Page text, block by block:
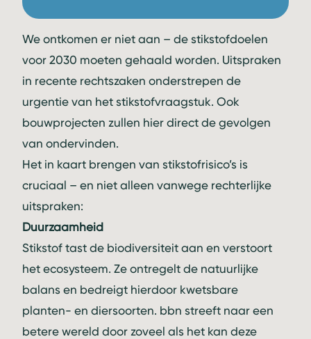
We ontkomen er niet aan – de stikstofdoelen
voor 2030 moeten gehaald worden. Uitspraken
in recente rechtszaken onderstrepen de
urgentie van het stikstofvraagstuk. Ook
bouwprojecten zullen hier direct de gevolgen
van ondervinden.
Het in kaart brengen van stikstofrisico’s is
cruciaal – en niet alleen vanwege rechterlijke
uitspraken:
Duurzaamheid
Stikstof tast de biodiversiteit aan en verstoort
het ecosysteem. Ze ontregelt de natuurlijke
balans en bedreigt hierdoor kwetsbare
planten- en diersoorten. bbn streeft naar een
betere wereld door zoveel als het kan deze